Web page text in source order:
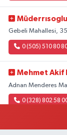
Gebeli Mahallesi,
0 (505) 510 80
Mehmet Akif
Adnan Menderes
0 (328) 802 58